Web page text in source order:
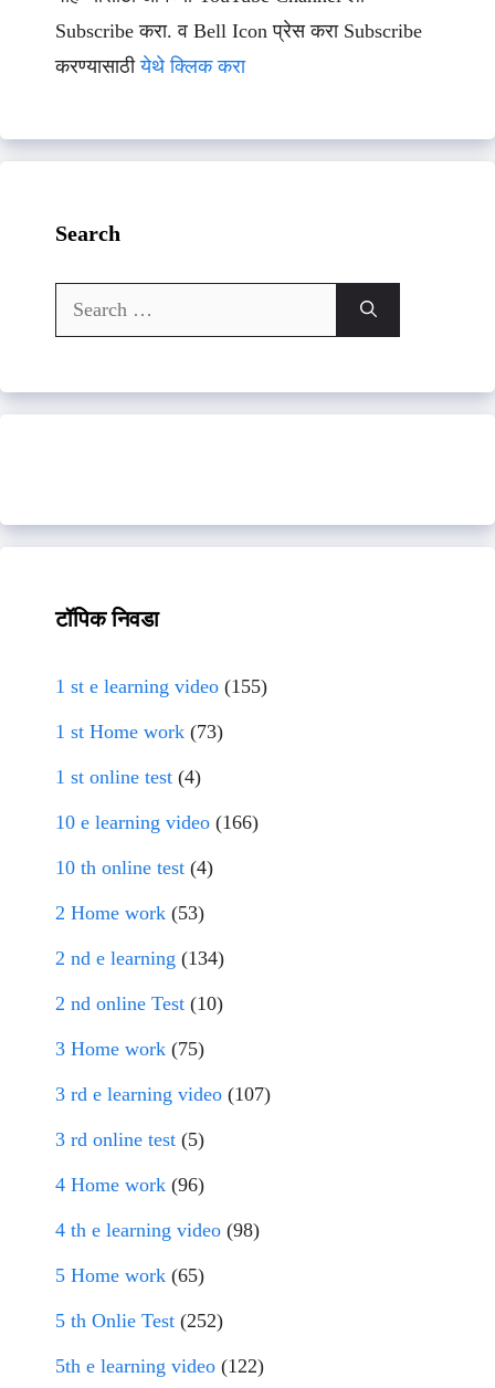
Subscribe करा. व Bell Icon प्रेस करा Subscribe
करण्यासाठीयेथे क्लिक करा
Search
Search
for:
टॉपिक निवडा
1 st e learning video (155)
1 st Home work (73)
1 st online test (4)
10 e learning video (166)
10 th online test (4)
2 Home work (53)
2 nd e learning (134)
2 nd online Test (10)
3 Home work (75)
3 rd e learning video (107)
3 rd online test (5)
4 Home work (96)
4 th e learning video (98)
5 Home work (65)
5 th Onlie Test (252)
5th e learning video (122)